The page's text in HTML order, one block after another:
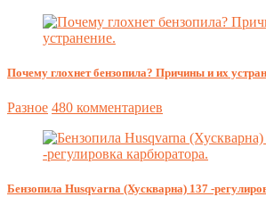
Почему глохнет бензопила? Причины и их
Разное 480 комментариев
Бензопила Husqvarna (Хускварна) 137 -